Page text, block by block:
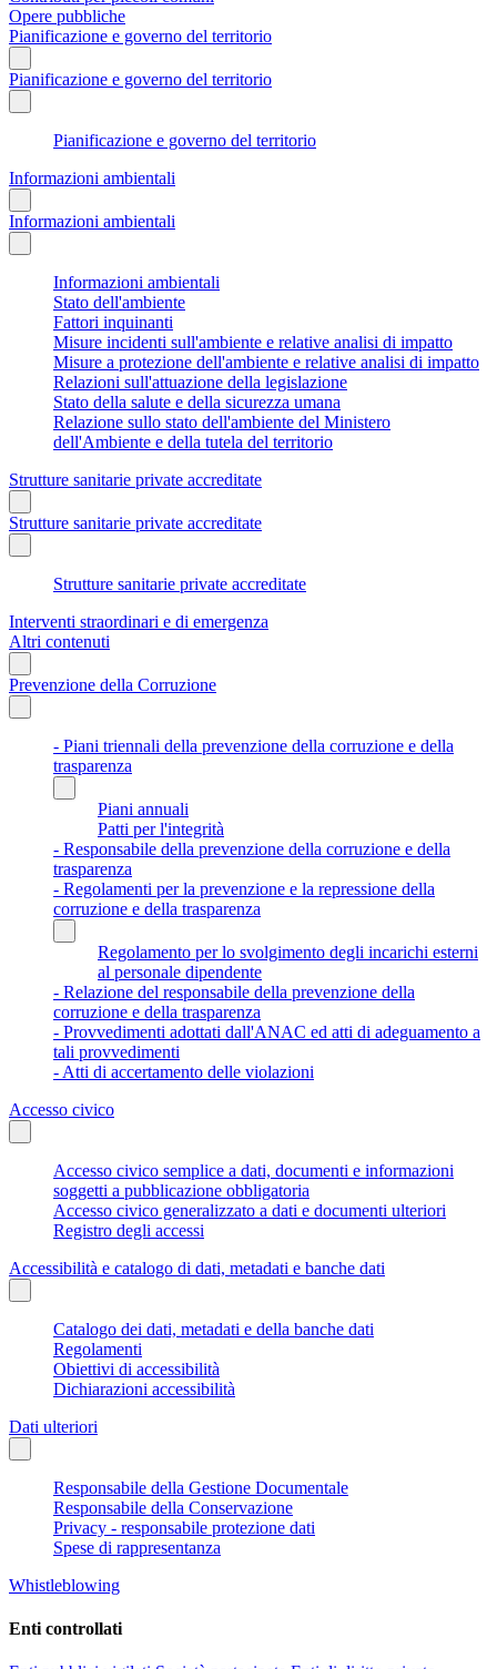
Opere pubbliche
Pianificazione e governo del territorio
Pianificazione e governo del territorio
Pianificazione e governo del territorio
Informazioni ambientali
Informazioni ambientali
Informazioni ambientali
Stato dell'ambiente
Fattori inquinanti
Misure incidenti sull'ambiente e relative analisi di impatto
Misure a protezione dell'ambiente e relative analisi di impatto
Relazioni sull'attuazione della legislazione
Stato della salute e della sicurezza umana
Relazione sullo stato dell'ambiente del Ministero
dell'Ambiente e della tutela del territorio
Strutture sanitarie private accreditate
Strutture sanitarie private accreditate
Strutture sanitarie private accreditate
Interventi straordinari e di emergenza
Altri contenuti
Prevenzione della Corruzione
- Piani triennali della prevenzione della corruzione e della
trasparenza
Piani annuali
Patti per l'integrità
- Responsabile della prevenzione della corruzione e della
trasparenza
- Regolamenti per la prevenzione e la repressione della
corruzione e della trasparenza
Regolamento per lo svolgimento degli incarichi esterni
al personale dipendente
- Relazione del responsabile della prevenzione della
corruzione e della trasparenza
- Provvedimenti adottati dall'ANAC ed atti di adeguamento a
tali provvedimenti
- Atti di accertamento delle violazioni
Accesso civico
Accesso civico semplice a dati, documenti e informazioni
soggetti a pubblicazione obbligatoria
Accesso civico generalizzato a dati e documenti ulteriori
Registro degli accessi
Accessibilità e catalogo di dati, metadati e banche dati
Catalogo dei dati, metadati e della banche dati
Regolamenti
Obiettivi di accessibilità
Dichiarazioni accessibilità
Dati ulteriori
Responsabile della Gestione Documentale
Responsabile della Conservazione
Privacy - responsabile protezione dati
Spese di rappresentanza
Whistleblowing
Enti controllati